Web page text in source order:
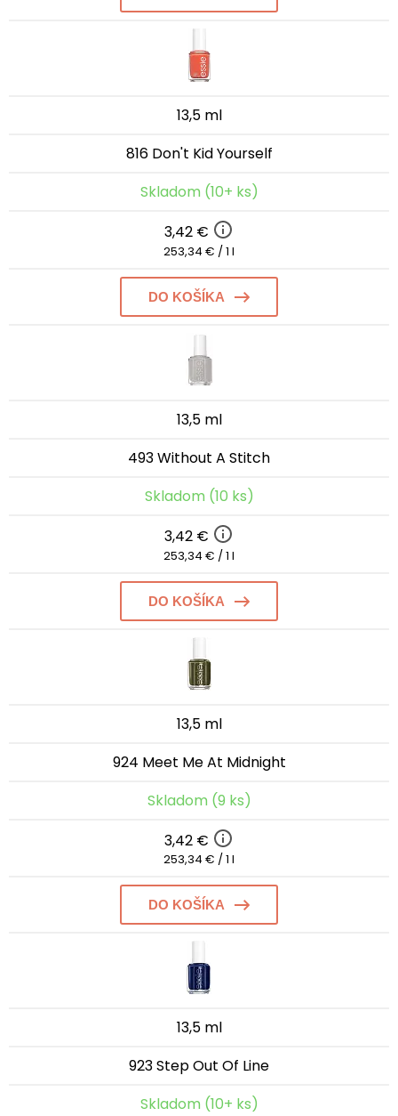
13,5 ml
816 Don't Kid Yourself
Skladom (10+ ks)
3,42 €
253,34 € / 1 l
DO KOŠÍKA
13,5 ml
493 Without A Stitch
Skladom (10 ks)
3,42 €
253,34 € / 1 l
DO KOŠÍKA
13,5 ml
924 Meet Me At Midnight
Skladom (9 ks)
3,42 €
253,34 € / 1 l
DO KOŠÍKA
13,5 ml
923 Step Out Of Line
Skladom (10+ ks)